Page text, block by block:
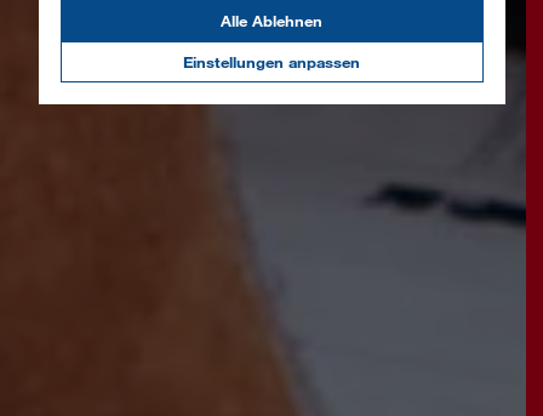
Einstellungen anpassen
Alle Ablehnen